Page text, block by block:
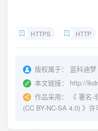
HTTPS HTTP
版权属于：
蓝科迪梦
本文链接：
http://
作品采用：
《 署名-
(CC BY-NC-SA 4.0) 》许